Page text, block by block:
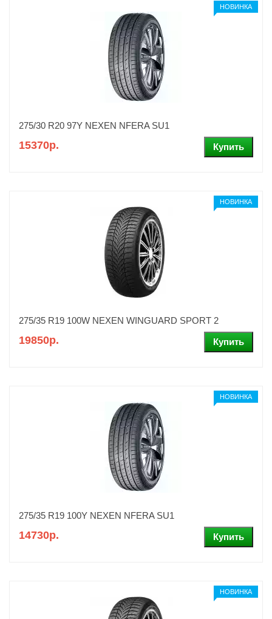
НОВИНКА
275/30 R20 97Y NEXEN NFERA SU1
15370р.
НОВИНКА
275/35 R19 100W NEXEN WINGUARD SPORT 2
19850р.
НОВИНКА
275/35 R19 100Y NEXEN NFERA SU1
14730р.
НОВИНКА